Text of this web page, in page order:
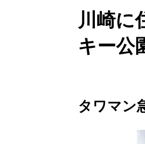
川崎に
キー公
タワマン